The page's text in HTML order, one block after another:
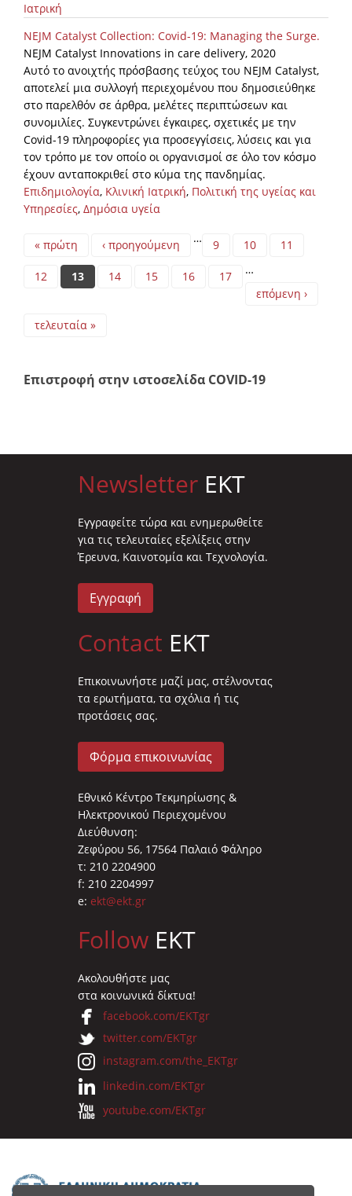
Ιατρική
NEJM Catalyst Collection: Covid-19: Managing the Surge.
NEJM Catalyst Innovations in care delivery, 2020
Αυτό το ανοιχτής πρόσβασης τεύχος του NEJM Catalyst,
αποτελεί μια συλλογή περιεχομένου που δημοσιεύθηκε
στο παρελθόν σε άρθρα, μελέτες περιπτώσεων και
συνομιλίες. Συγκεντρώνει έγκαιρες, σχετικές με την
Covid-19 πληροφορίες για προσεγγίσεις, λύσεις και για
τον τρόπο με τον οποίο οι οργανισμοί σε όλο τον κόσμο
έχουν ανταποκριθεί στο κύμα της πανδημίας.
Επιδημιολογία, Κλινική Ιατρική, Πολιτική της υγείας και
Υπηρεσίες, Δημόσια υγεία
Pages
« πρώτη ‹ προηγούμενη … 9 10 11
12 13 14 15 16 17
…
επόμενη ›
τελευταία »
Επιστροφή στην ιστοσελίδα COVID-19
Newsletter EKT
Eγγραφείτε τώρα και ενημερωθείτε
για τις τελευταίες εξελίξεις στην
Έρευνα, Καινοτομία και Τεχνολογία.
Εγγραφή
Contact EKT
Επικοινωνήστε μαζί μας, στέλνοντας
τα ερωτήματα, τα σχόλια ή τις
προτάσεις σας.
Φόρμα επικοινωνίας
Εθνικό Κέντρο Τεκμηρίωσης &
Ηλεκτρονικού Περιεχομένου
Διεύθυνση:
Ζεφύρου 56, 17564 Παλαιό Φάληρο
τ: 210 2204900
f: 210 2204997
e: ekt@ekt.gr
Follow EKT
Ακολουθήστε μας
στα κοινωνικά δίκτυα!
facebook.com/EKTgr
twitter.com/EKTgr
instagram.com/the_EKTgr
linkedin.com/EKTgr
youtube.com/EKTgr